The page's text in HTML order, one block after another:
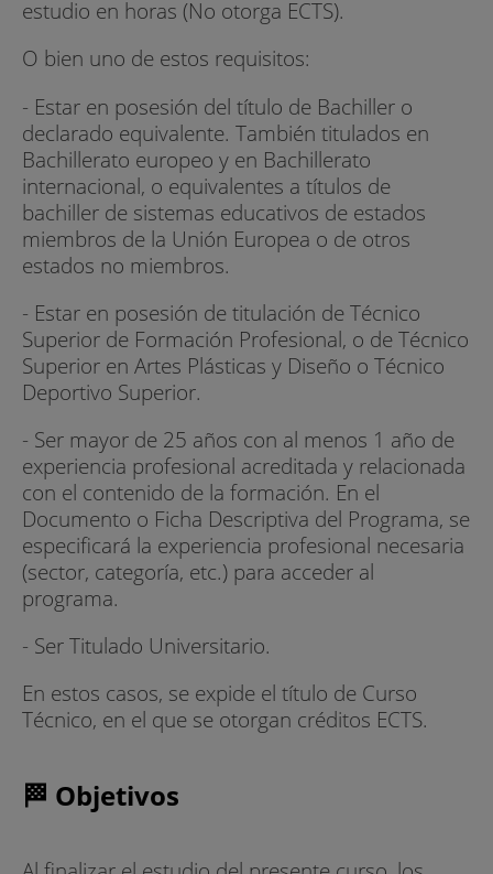
estudio en horas (No otorga ECTS).
O bien uno de estos requisitos:
- Estar en posesión del título de Bachiller o
declarado equivalente. También titulados en
Bachillerato europeo y en Bachillerato
internacional, o equivalentes a títulos de
bachiller de sistemas educativos de estados
miembros de la Unión Europea o de otros
estados no miembros.
- Estar en posesión de titulación de Técnico
Superior de Formación Profesional, o de Técnico
Superior en Artes Plásticas y Diseño o Técnico
Deportivo Superior.
- Ser mayor de 25 años con al menos 1 año de
experiencia profesional acreditada y relacionada
con el contenido de la formación. En el
Documento o Ficha Descriptiva del Programa, se
especificará la experiencia profesional necesaria
(sector, categoría, etc.) para acceder al
programa.
- Ser Titulado Universitario.
En estos casos, se expide el título de Curso
Técnico, en el que se otorgan créditos ECTS.
🏁 Objetivos